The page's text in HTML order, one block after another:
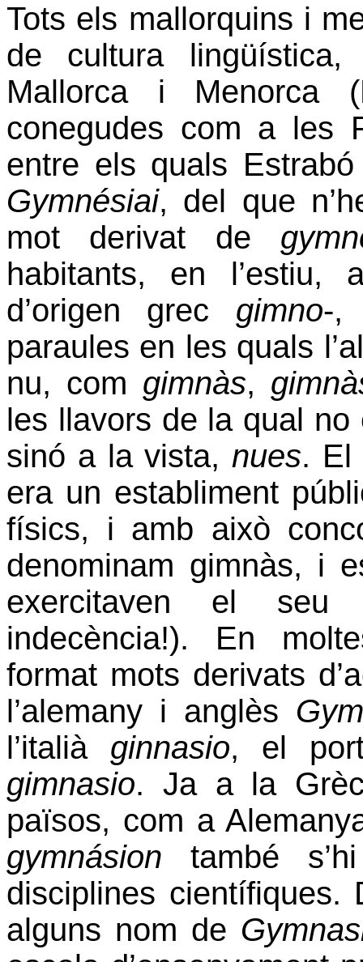
Tots els mallorquins i
de cultura
Mallorca i Menorca
conegudes com a les
entre els quals
Gymnésiai, del que
mot derivat de
habitants, en l’estiu,
d’origen grec gimno-
paraules en les quals
nu, com gimnàs,
les llavors de la qual
sinó a la vista, nues. El
era un establiment
físics, i amb això
denominam gimnàs, i
exercitaven el
indecència!). En
format mots derivats
l’alemany i anglès
l’italià ginnasio, el
gimnasio. Ja a la
països, com a
gymnásion també
disciplines científiques.
alguns nom de